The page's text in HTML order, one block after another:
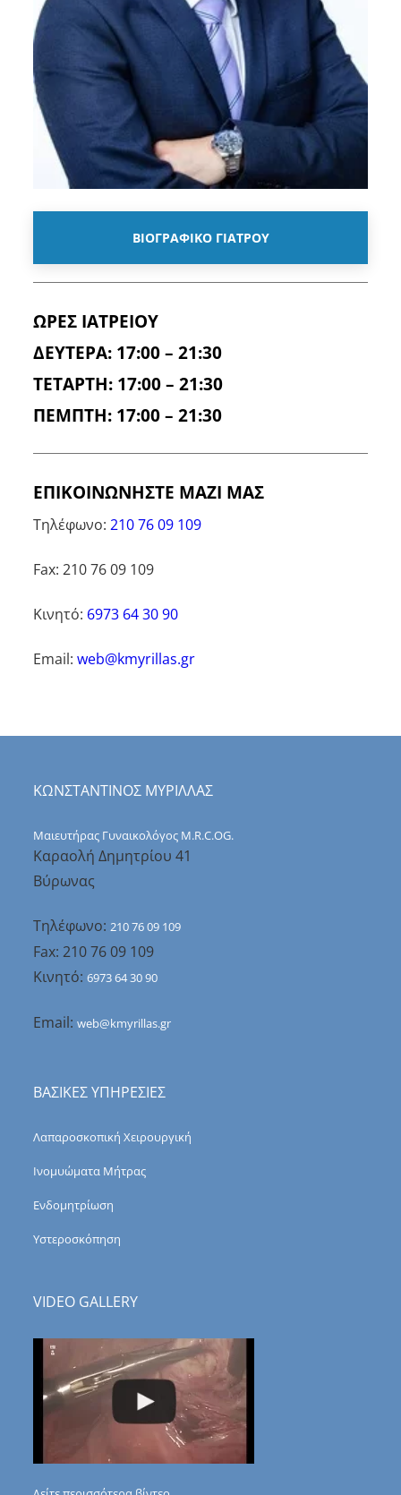
ΒΙΟΓΡΑΦΙΚΟ ΓΙΑΤΡΟΥ
ΩΡΕΣ ΙΑΤΡΕΙΟΥ
ΔΕΥΤΕΡΑ: 17:00 – 21:30
ΤΕΤΑΡΤΗ: 17:00 – 21:30
ΠΕΜΠΤΗ: 17:00 – 21:30
ΕΠΙΚΟΙΝΩΝΗΣΤΕ ΜΑΖΙ ΜΑΣ
Τηλέφωνο:210 76 09 109
Fax: 210 76 09 109
Κινητό: 6973 64 30 90
Email:web@kmyrillas.gr
ΚΩΝΣΤΑΝΤΙΝΟΣ ΜΥΡΙΛΛΑΣ
Μαιευτήρας Γυναικολόγος M.R.C.OG.
Καραολή Δημητρίου 41
Βύρωνας
Τηλέφωνο: 210 76 09 109
Fax: 210 76 09 109
Κινητό: 6973 64 30 90
Email: web@kmyrillas.gr
ΒΑΣΙΚΕΣ ΥΠΗΡΕΣΙΕΣ
Λαπαροσκοπική Χειρουργική
Ινομυώματα Μήτρας
Ενδομητρίωση
Υστεροσκόπηση
VIDEO GALLERY